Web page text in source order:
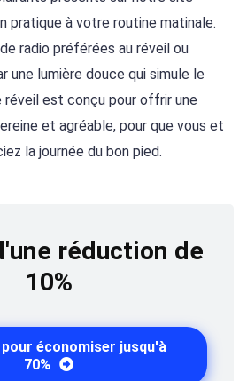
pratique à votre routine matinale.
radio préférées au réveil ou
une lumière douce qui simule le
réveil est conçu pour offrir une
et agréable, pour que vous et
la journée du bon pied.
réduction de
10%
économiser jusqu'à
70%